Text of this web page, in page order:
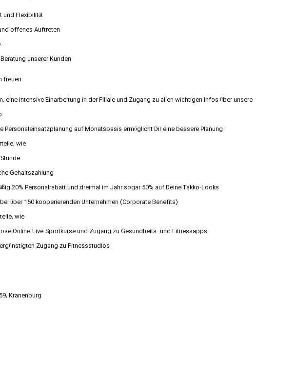
und Flexibilität
offenes Auftreten
unserer Kunden
freuen
eine intensive Einarbeitung in der Filiale und Zugang zu allen wichtigen Infos über unsere
Personaleinsatzplanung auf Monatsbasis ermöglicht Dir eine bessere Planung
wie
Gehaltszahlung
20% Personalrabatt und dreimal im Jahr sogar 50% auf Deine Takko-Looks
über 150 kooperierenden Unternehmen (Corporate Benefits)
wie
Online-Live-Sportkurse und Zugang zu Gesundheits- und Fitnessapps
Zugang zu Fitnessstudios
Kranenburg